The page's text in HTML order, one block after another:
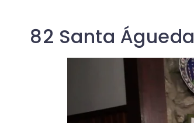
82 Santa Águeda